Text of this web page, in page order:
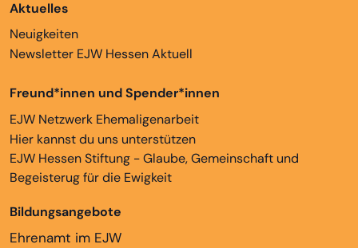
Aktuelles
Neuigkeiten
Newsletter EJW Hessen Aktuell
Freund*innen und Spender*innen
EJW Netzwerk Ehemaligenarbeit
Hier kannst du uns unterstützen
EJW Hessen Stiftung - Glaube, Gemeinschaft und
Begeisterug für die Ewigkeit
Bildungsangebote
Ehrenamt im EJW